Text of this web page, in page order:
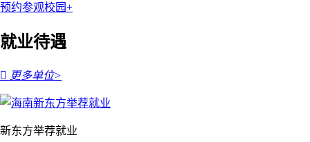
预约参观校园+
就业待遇
 更多单位>
新东方举荐就业